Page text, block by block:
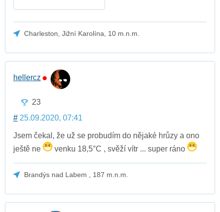
Charleston, Jižní Karolína, 10 m.n.m.
hellercz
23
# 25.09.2020, 07:41
Jsem čekal, že už se probudím do nějaké hrůzy a ono
ještě ne
venku 18,5°C , svěží vítr ... super ráno
Brandýs nad Labem , 187 m.n.m.